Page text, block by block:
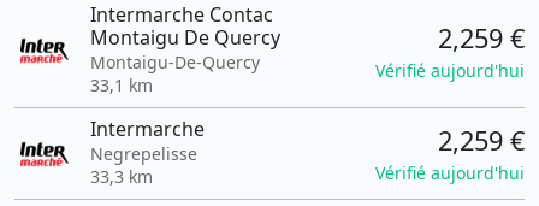
Intermarche Contac
Montaigu De Quercy
Montaigu-De-Quercy
33,1 km
2,259 €
Vérifié aujourd'hui
Intermarche
Negrepelisse
33,3 km
2,259 €
Vérifié aujourd'hui